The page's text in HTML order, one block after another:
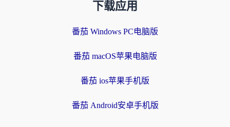
下载应用
番茄 Windows PC电脑版
番茄 macOS苹果电脑版
番茄 ios苹果手机版
番茄 Android安卓手机版